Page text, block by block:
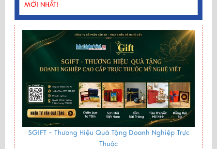
MỚI NHẤT!
SGIFT - Thương Hiệu Quà Tặng Doanh Nghiệp Trực
Thuộc